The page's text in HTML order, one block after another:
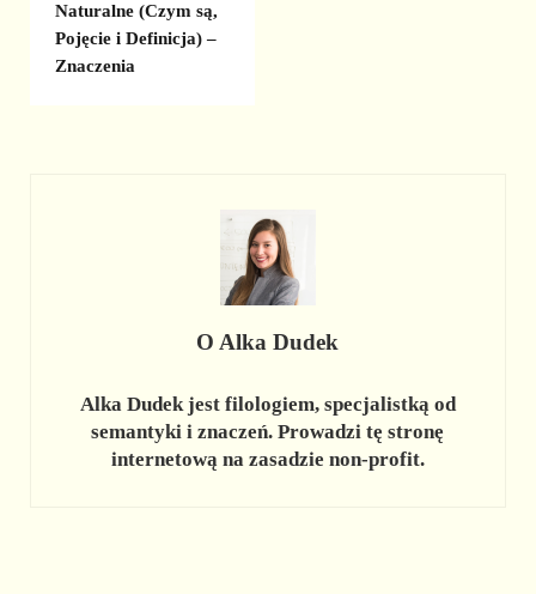
Naturalne (Czym są,
Pojęcie i Definicja) –
Znaczenia
O Alka Dudek
Alka Dudek jest filologiem, specjalistką od
semantyki i znaczeń. Prowadzi tę stronę
internetową na zasadzie non-profit.